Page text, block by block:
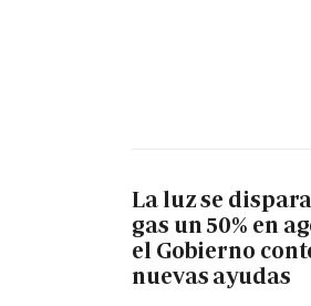
La luz se
gas un 50% en
el Gobierno
nuevas ayudas